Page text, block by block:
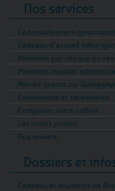
Nos services
Cadeaux/paniers
Cadeaux d’accueil
Paiement par chèque ou
Paiement mandat
Retrait gratuit sur Guingamp
Evénements et cérémonies
Composez votre coffret
Les codes promo
Nos univers
Dossiers et
Cadeaux et souvenirs de